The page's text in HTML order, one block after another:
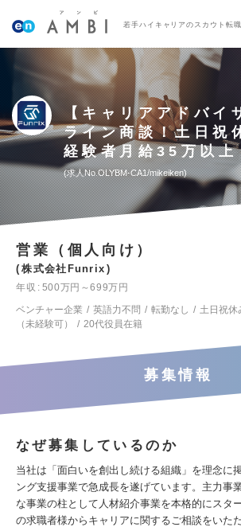
若手ハイキャリアのスカウト転職
【キャリアアドバイ
ライン商談！土日祝
経験者月給35万以
求人No.OLYBM-CA1/mikeiken
営業（個人向け）
株式会社Funrix
年収
500万円～699万円
ベンチャー企業
英語力不問 転勤なし 土日祝休
（未経験可）
20代役員在籍
募集情報
なぜ募集しているのか
当社は「面白いを創出し続ける組織」を理念に
ング支援事業で急成長を遂げています。主力事
な事業の柱として人材紹介事業を本格的にスタ
の求職者様からキャリアに関するご相談をいた